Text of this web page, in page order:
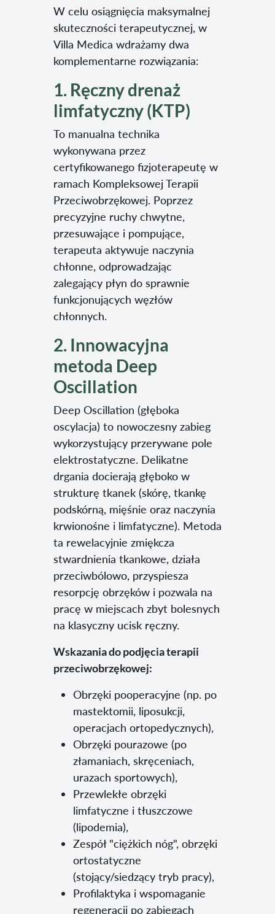
W celu osiągnięcia maksymalnej
skuteczności terapeutycznej, w
Villa Medica wdrażamy dwa
komplementarne rozwiązania:
1. Ręczny drenaż
limfatyczny (KTP)
To manualna technika
wykonywana przez
certyfikowanego fizjoterapeutę w
ramach Kompleksowej Terapii
Przeciwobrzękowej. Poprzez
precyzyjne ruchy chwytne,
przesuwające i pompujące,
terapeuta aktywuje naczynia
chłonne, odprowadzając
zalegający płyn do sprawnie
funkcjonujących węzłów
chłonnych.
2. Innowacyjna
metoda Deep
Oscillation
Deep Oscillation (głęboka
oscylacja) to nowoczesny zabieg
wykorzystujący przerywane pole
elektrostatyczne. Delikatne
drgania docierają głęboko w
strukturę tkanek (skórę, tkankę
podskórną, mięśnie oraz naczynia
krwionośne i limfatyczne). Metoda
ta rewelacyjnie zmiękcza
stwardnienia tkankowe, działa
przeciwbólowo, przyspiesza
resorpcję obrzęków i pozwala na
pracę w miejscach zbyt bolesnych
na klasyczny ucisk ręczny.
Wskazania do podjęcia terapii
przeciwobrzękowej:
Obrzęki pooperacyjne (np. po
mastektomii, liposukcji,
operacjach ortopedycznych),
Obrzęki pourazowe (po
złamaniach, skręceniach,
urazach sportowych),
Przewlekłe obrzęki
limfatyczne i tłuszczowe
(lipodemia),
Zespół "ciężkich nóg", obrzęki
ortostatyczne
(stojący/siedzący tryb pracy),
Profilaktyka i wspomaganie
regeneracji po zabiegach